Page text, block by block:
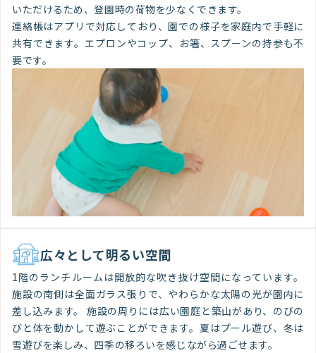
いただけるため、登園時の荷物を少なくできます。
連絡帳はアプリで対応しており、園での様子を家庭内で手軽に
共有できます。エプロンやコップ、お箸、スプーンの持参も不
要です。
広々として明るい空間
1階のランチルームは開放的な吹き抜け空間になっています。
施設の南側は全面ガラス張りで、やわらかな太陽の光が園内に
差し込みます。 施設の周りには広い園庭と築山があり、のびの
びと体を動かして遊ぶことができます。夏はプール遊び、冬は
雪遊びを楽しみ、四季の移ろいを感じながら過ごせます。